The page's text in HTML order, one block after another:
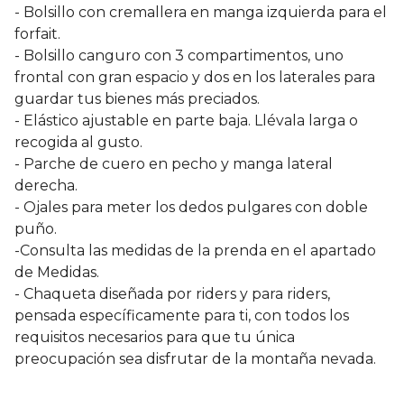
- Bolsillo con cremallera en manga izquierda para el
forfait.
- Bolsillo canguro con 3 compartimentos, uno
frontal con gran espacio y dos en los laterales para
guardar tus bienes más preciados.
- Elástico ajustable en parte baja. Llévala larga o
recogida al gusto.
- Parche de cuero en pecho y manga lateral
derecha.
- Ojales para meter los dedos pulgares con doble
puño.
-Consulta las medidas de la prenda en el apartado
de Medidas.
- Chaqueta diseñada por riders y para riders,
pensada específicamente para ti, con todos los
requisitos necesarios para que tu única
preocupación sea disfrutar de la montaña nevada.